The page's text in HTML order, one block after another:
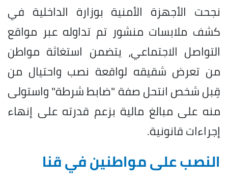
نجحت الأجهزة الأمنية بوزارة الداخلية في
كشف ملابسات منشور تم تداوله عبر مواقع
التواصل الاجتماعي، يتضمن استغاثة مواطن
من تعرض شقيقه لواقعة نصب واحتيال من
قِبل شخص انتحل صفة "ضابط شرطة" واستولى
منه على مبالغ مالية بزعم قدرته على إنهاء
إجراءات قانونية.
النصب على مواطنين في قنا